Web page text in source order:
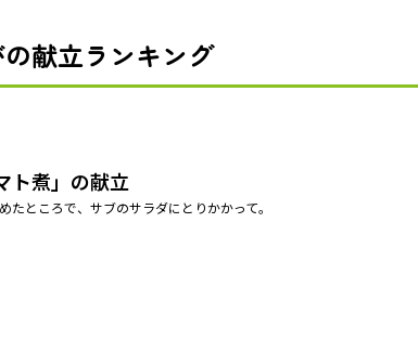
献立ランキング
ト煮」の献立
たところで、サブのサラダにとりかかって。